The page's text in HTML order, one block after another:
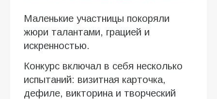
Маленькие участницы покоряли
жюри талантами, грацией и
искренностью.
Конкурс включал в себя несколько
испытаний: визитная карточка,
дефиле, викторина и творческий